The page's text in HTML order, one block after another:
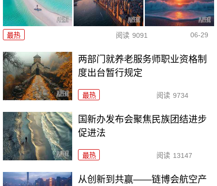
最热 阅读 9091 06-29
两部门就养老服务师职业资格制
度出台暂行规定
最热 阅读 9734
国新办发布会聚焦民族团结进步
促进法
最热 阅读 13147
从创新到共赢——链博会航空产